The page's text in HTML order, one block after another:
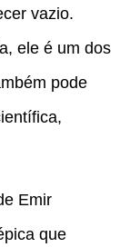
vazio.
ele é um dos
pode
Emir
que